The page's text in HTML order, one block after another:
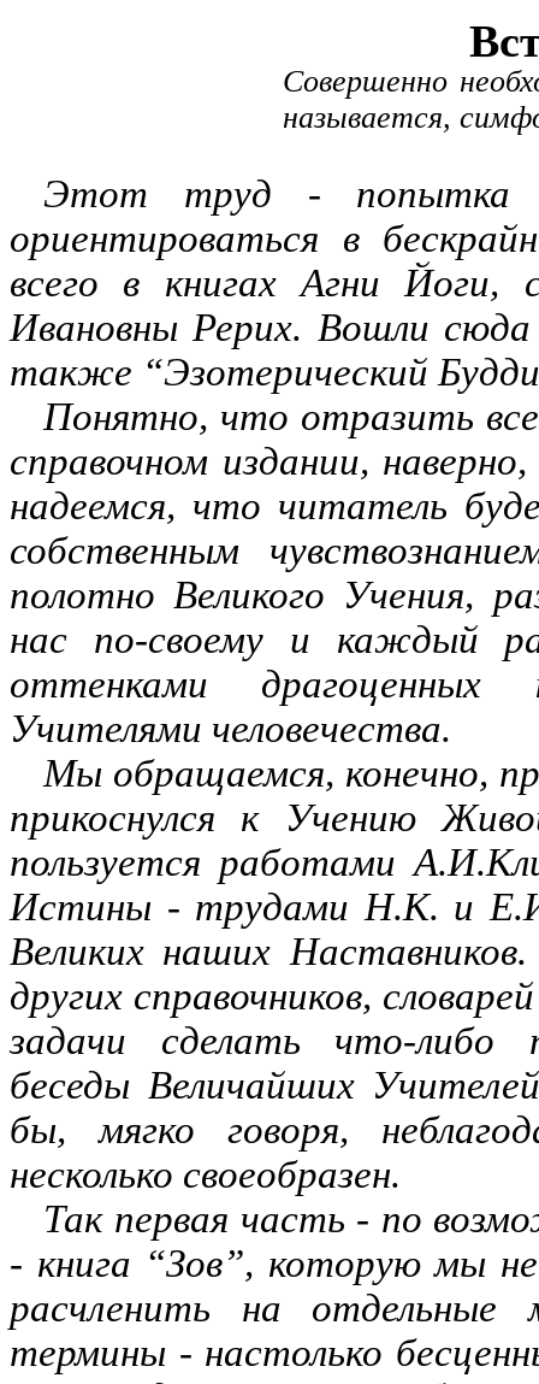
Совершенно
называется,
Этот труд - попытка
ориентироваться в
всего в книгах Агни
Ивановны Рерих. Вошли
также “Эзотерический
Понятно, что отразить
справочном издании,
надеемся, что читатель
собственным
полотно Великого Учения,
нас по-своему и каждый
оттенками драгоценных
Учителями человечества.
Мы обращаемся, конечно,
прикоснулся к Учению
пользуется работами
Истины - трудами Н.К. и
Великих наших
других справочников,
задачи сделать что-либо
беседы Величайших
бы, мягко говоря,
несколько своеобразен.
Так первая часть - по
- книга “Зов”, которую мы
расчленить на
термины - настолько